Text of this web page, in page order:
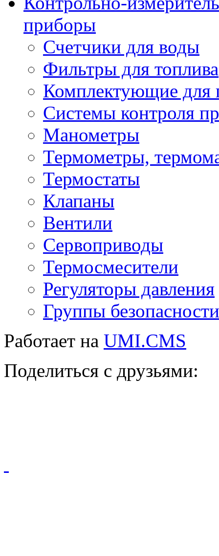
приборы
Счетчики для воды
Фильтры для топлива
Комплектующие для
Системы контроля
Манометры
Термометры,
Термостаты
Клапаны
Вентили
Сервоприводы
Термосмесители
Регуляторы давления
Группы безопасности
Работает на UMI.CMS
Поделиться с друзьями: